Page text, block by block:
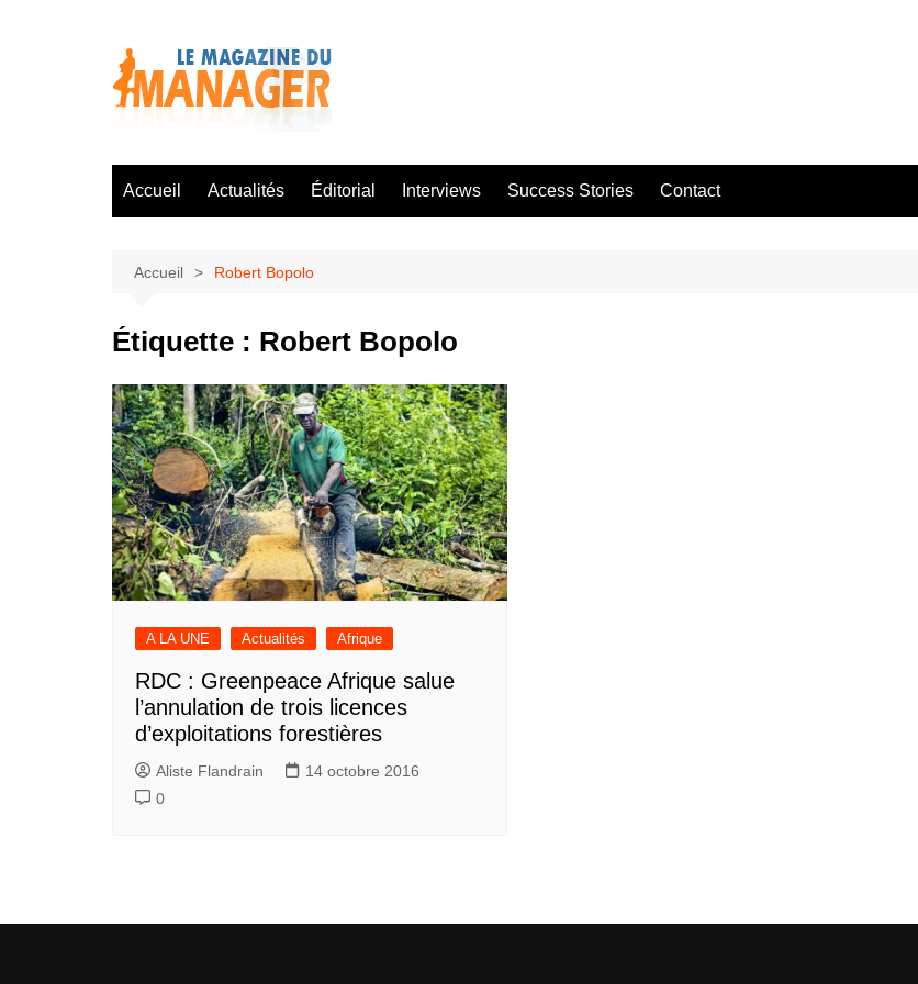
Accueil Actualités Éditorial Interviews Success Stories Contact
Accueil Robert Bopolo
Étiquette : Robert Bopolo
A LA UNE Actualités Afrique
RDC : Greenpeace Afrique salue
l’annulation de trois licences
d’exploitations forestières
Aliste Flandrain
14 octobre 2016
0